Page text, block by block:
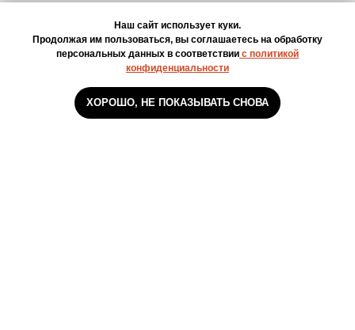
Наш сайт использует куки.
Продолжая им пользоваться, вы соглашаетесь на обработку
персональных данных в соответствии с политикой
конфиденциальности
ХОРОШО, НЕ ПОКАЗЫВАТЬ СНОВА